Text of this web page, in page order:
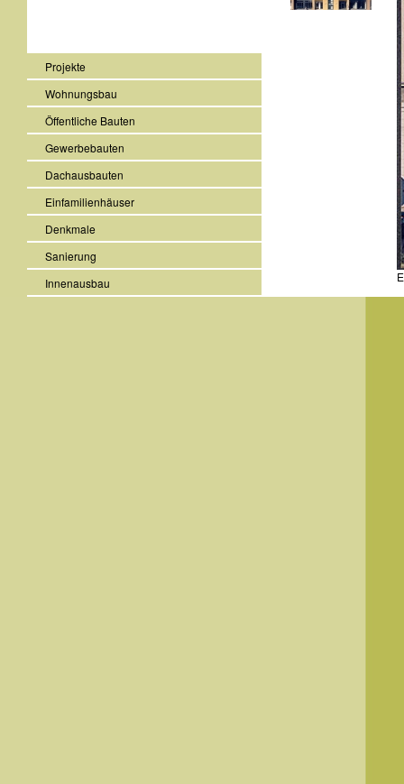
Projekte
Wohnungsbau
Öffentliche Bauten
Gewerbebauten
Dachausbauten
Einfamilienhäuser
Denkmale
Sanierung
Innenausbau